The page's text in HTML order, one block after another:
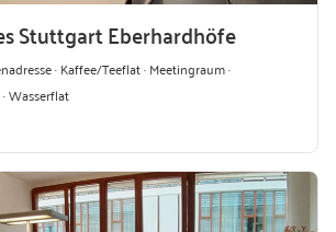
Stuttgart Eberhardhöfe
· Kaffee/Teeflat · Meetingraum ·
Wasserflat